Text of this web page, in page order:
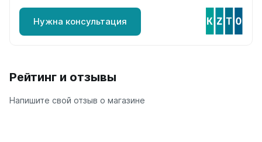
Зеркало С
Нужна консультация
Рейтинг и отзывы
Напишите свой отзыв о магазине